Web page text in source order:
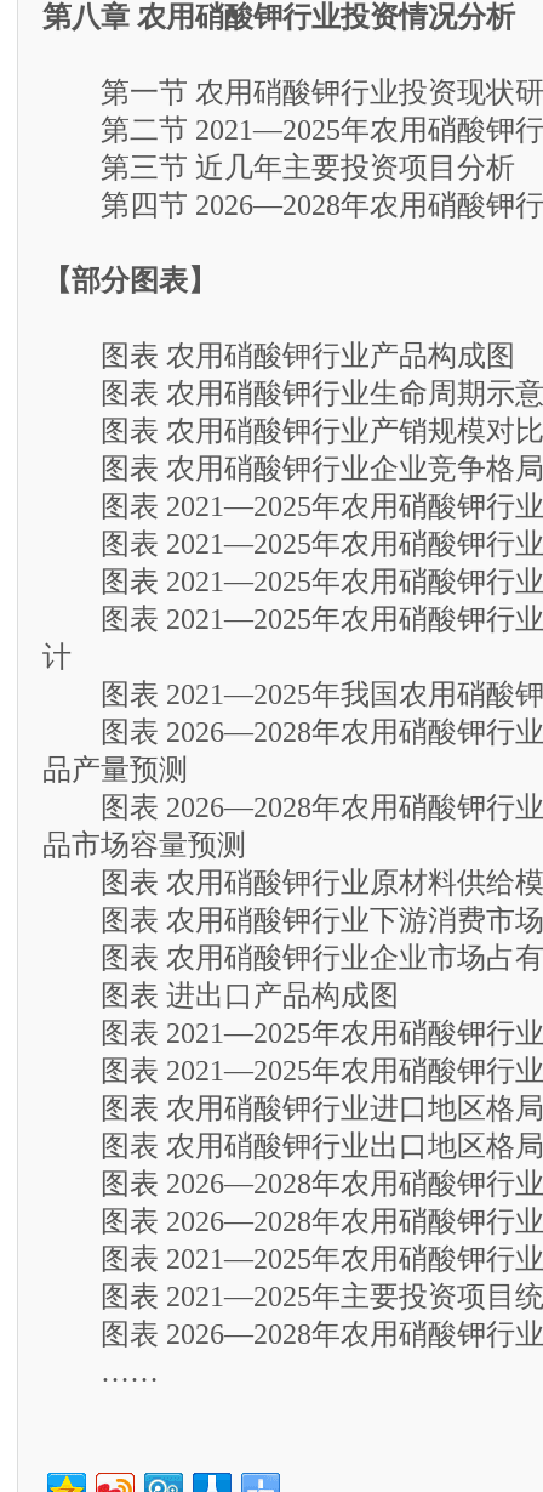
第八章 农用硝酸钾行业投资情况分析
第一节 农用硝酸钾行业投资现状
第二节 2021—2025年农用硝酸钾行
第三节 近几年主要投资项目分析
第四节 2026—2028年农用硝酸钾行
【部分图表】
图表 农用硝酸钾行业产品构成图
图表 农用硝酸钾行业生命周期示
图表 农用硝酸钾行业产销规模对比
图表 农用硝酸钾行业企业竞争格局
图表 2021—2025年农用硝酸钾行业
图表 2021—2025年农用硝酸钾行业
图表 2021—2025年农用硝酸钾行业
图表 2021—2025年农用硝酸钾行业
计
图表 2021—2025年我国农用硝酸钾
图表 2026—2028年农用硝酸钾行业
品产量预测
图表 2026—2028年农用硝酸钾行业
品市场容量预测
图表 农用硝酸钾行业原材料供给
图表 农用硝酸钾行业下游消费市
图表 农用硝酸钾行业企业市场占
图表 进出口产品构成图
图表 2021—2025年农用硝酸钾行业
图表 2021—2025年农用硝酸钾行业
图表 农用硝酸钾行业进口地区格
图表 农用硝酸钾行业出口地区格
图表 2026—2028年农用硝酸钾行业
图表 2026—2028年农用硝酸钾行业
图表 2021—2025年农用硝酸钾行
图表 2021—2025年主要投资项目
图表 2026—2028年农用硝酸钾行业
……